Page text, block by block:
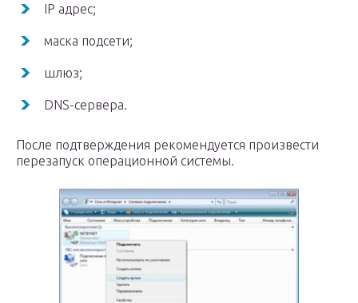
IP адрес;
маска подсети;
шлюз;
DNS-сервера.
После подтверждения рекомендуется произвести
перезапуск операционной системы.